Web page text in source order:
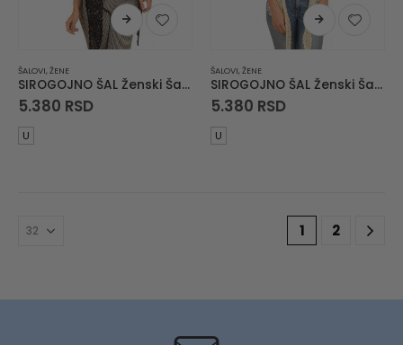
ŠALOVI, ŽENE
SIROGOJNO ŠAL Ženski Šal Marama 6155-1-0059
5.380 RSD
U
ŠALOVI, ŽENE
SIROGOJNO ŠAL Ženski Šal Marama 6155-1-0851
5.380 RSD
U
1 2